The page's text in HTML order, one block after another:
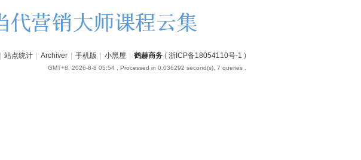
| 站点统计 | Archiver | 手机版 | 小黑屋 | 鹤赫商务 ( 浙ICP备18054110号-1 )
GMT+8, 2026-8-8 05:54 , Processed in 0.036292 second(s), 7 queries .